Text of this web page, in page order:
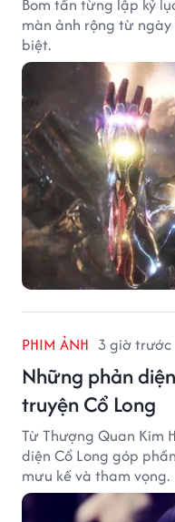
màn ảnh rộng từ
biệt.
PHIM ẢNH 3 giờ trước
Những phản
truyện Cổ Long
Từ Thượng Quan Kim
diện Cổ Long góp
mưu kế và tham vọng.